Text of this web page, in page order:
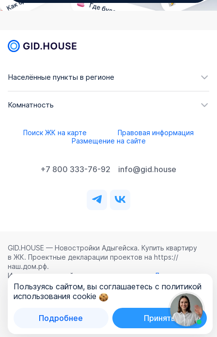
Населённые пункты в регионе
Комнатность
Поиск ЖК на карте
Правовая информация
Размещение на сайте
+7 800 333-76-92 info@gid.house
GID.HOUSE — Новостройки Адыгейска. Купить квартиру
в ЖК. Проектные декларации проектов на https://
наш.дом.рф.
Использование сайта означает согласие с
Лицензионным
соглашением ,Политикой конфиденциальностии
Политикой обработки персональных данных
ООО «ГИД.ХАУЗ»
Пользуясь сайтом, вы соглашаетесь с политикой
использования cookie
Подробнее Принять